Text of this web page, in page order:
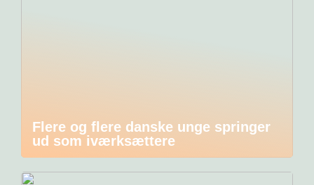
Flere og flere danske unge springer
ud som iværksættere